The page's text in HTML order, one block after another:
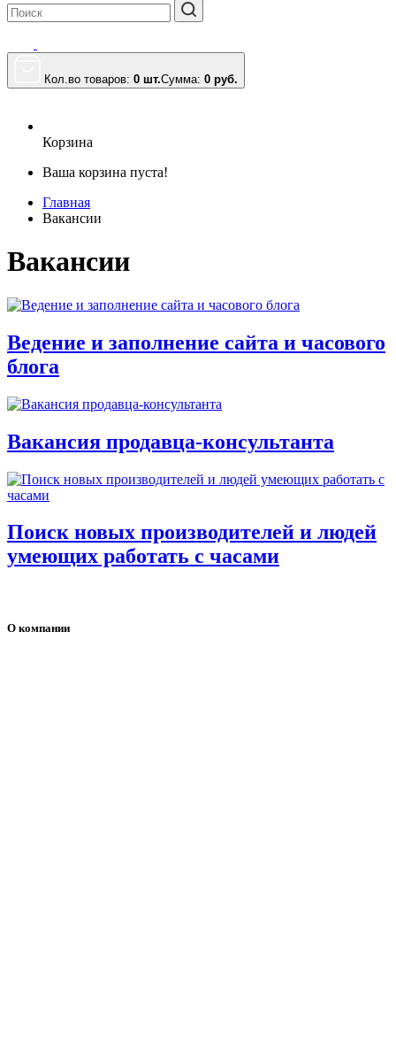
Кол.во товаров: 0 шт.Сумма: 0 руб.
Корзина
Ваша корзина пуста!
Главная
Вакансии
Вакансии
Ведение и заполнение сайта и часового
блога
Вакансия продавца-консультанта
Поиск новых производителей и людей
умеющих работать с часами
О компании